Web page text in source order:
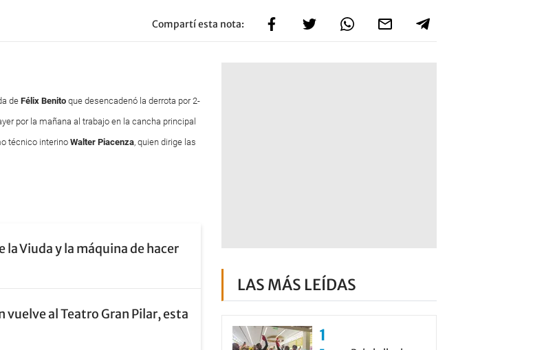
Compartí esta nota:
de Félix Benito que desencadenó la derrota por 2-
por la mañana al trabajo en la cancha principal
técnico interinoWalter Piacenza, quien dirige las
la Viuda y la máquina de hacer
vuelve al Teatro Gran Pilar, esta
LAS MÁS LEÍDAS